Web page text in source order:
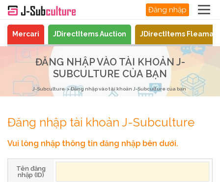
Đăng nhập
Mercari JDirectItems Auction JDirectItems
ĐĂNG NHẬP VÀO TÀI KHOẢN J-
SUBCULTURE CỦA BẠN
J-Subculture Đăng nhập vào tài khoản J-Subculture của bạn
Đăng nhập tài khoản J-Subculture
Vui lòng nhập thông tin đăng nhập bên dưới.
Tên đăng
nhập (ID)